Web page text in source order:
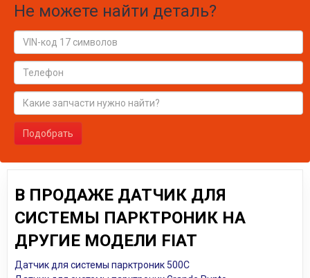
Не можете найти деталь?
Подобрать
В ПРОДАЖЕ ДАТЧИК ДЛЯ
СИСТЕМЫ ПАРКТРОНИК НА
ДРУГИЕ МОДЕЛИ FIAT
Датчик для системы парктроник 500C